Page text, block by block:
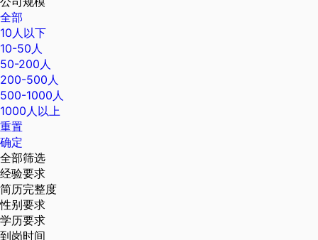
全部
10人以下
10-50人
50-200人
200-500人
500-1000人
1000人以上
重置
确定
全部筛选
经验要求
简历完整度
性别要求
学历要求
到岗时间